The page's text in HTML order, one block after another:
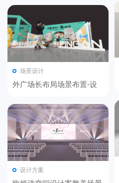
场景设计
外广场长布局场景布置-设
设计方案